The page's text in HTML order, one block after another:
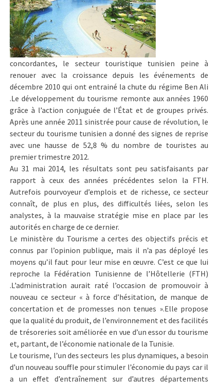
concordantes, le secteur touristique tunisien peine à
renouer avec la croissance depuis les événements de
décembre 2010 qui ont entrainé la chute du régime Ben Ali
.Le développement du tourisme remonte aux années 1960
grâce à l’action conjuguée de l’État et de groupes privés.
Après une année 2011 sinistrée pour cause de révolution, le
secteur du tourisme tunisien a donné des signes de reprise
avec une hausse de 52,8 % du nombre de touristes au
premier trimestre 2012.
Au 31 mai 2014, les résultats sont peu satisfaisants par
rapport à ceux des années précédentes selon la FTH.
Autrefois pourvoyeur d’emplois et de richesse, ce secteur
connaît, de plus en plus, des difficultés liées, selon les
analystes, à la mauvaise stratégie mise en place par les
autorités en charge de ce dernier.
Le ministère du Tourisme a certes des objectifs précis et
connus par l’opinion publique, mais il n’a pas déployé les
moyens qu’il faut pour leur mise en œuvre. C’est ce que lui
reproche la Fédération Tunisienne de l’Hôtellerie (FTH)
.L’administration aurait raté l’occasion de promouvoir à
nouveau ce secteur « à force d’hésitation, de manque de
concertation et de promesses non tenues ».Elle propose
que la qualité du produit, de l’environnement et des facilités
de trésoreries soit améliorée en vue d’un essor du tourisme
et, partant, de l’économie nationale de la Tunisie.
Le tourisme, l’un des secteurs les plus dynamiques, a besoin
d’un nouveau souffle pour stimuler l’économie du pays car il
a un effet d’entraînement sur d’autres départements